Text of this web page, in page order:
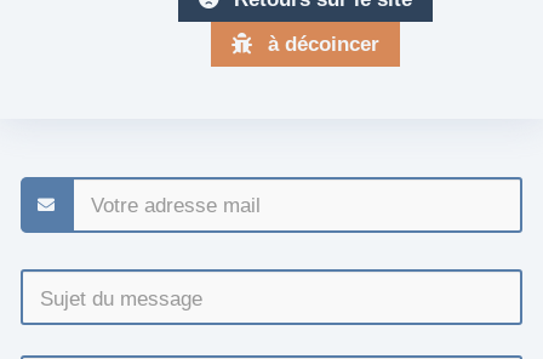
à décoincer